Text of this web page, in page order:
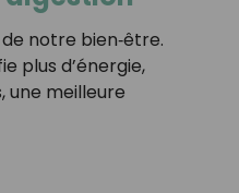
notre bien‑être.
plus d’énergie,
une meilleure